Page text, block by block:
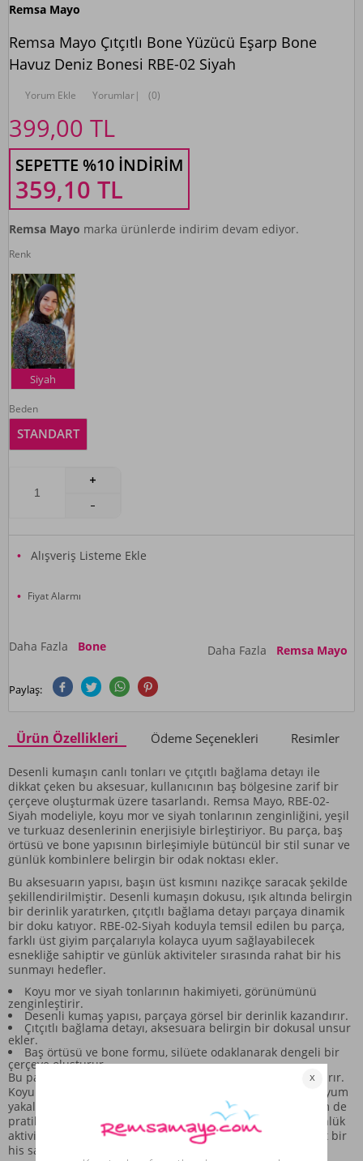
Remsa Mayo
Remsa Mayo Çıtçıtlı Bone Yüzücü Eşarp Bone
Havuz Deniz Bonesi RBE-02 Siyah
Yorum Ekle Yorumlar| (0)
399,00 TL
SEPETTE %10 İNDIRIM
359,10 TL
Remsa Mayo marka ürünlerde indirim devam ediyor.
Renk
Siyah
Beden
STANDART
Alışveriş Listeme Ekle
Fiyat Alarmı
Daha Fazla Bone Daha Fazla Remsa Mayo
Paylaş:
Ürün Özellikleri Ödeme Seçenekleri Resimler
Desenli kumaşın canlı tonları ve çıtçıtlı bağlama detayı ile
dikkat çeken bu aksesuar, kullanıcının baş bölgesine zarif bir
çerçeve oluşturmak üzere tasarlandı. Remsa Mayo, RBE-02-
Siyah modeliyle, koyu mor ve siyah tonlarının zenginliğini, yeşil
ve turkuaz desenlerinin enerjisiyle birleştiriyor. Bu parça, baş
örtüsü ve bone yapısının birleşimiyle bütüncül bir stil sunar ve
günlük kombinlere belirgin bir odak noktası ekler.
Bu aksesuarın yapısı, başın üst kısmını nazikçe saracak şekilde
şekillendirilmiştir. Desenli kumaşın dokusu, ışık altında belirgin
bir derinlik yaratırken, çıtçıtlı bağlama detayı parçaya dinamik
bir doku katıyor. RBE-02-Siyah koduyla temsil edilen bu parça,
farklı üst giyim parçalarıyla kolayca uyum sağlayabilecek
esnekliğe sahiptir ve günlük aktiviteler sırasında rahat bir his
sunmayı hedefler.
Koyu mor ve siyah tonlarının hakimiyeti, görünümünü
zenginleştirir.
Desenli kumaş yapısı, parçaya görsel bir derinlik kazandırır.
Çıtçıtlı bağlama detayı, aksesuara belirgin bir dokusal unsur
ekler.
Baş örtüsü ve bone formu, silüete odaklanarak dengeli bir
çerçeve oluşturur.
Bu parça, farklı kombinlerinizle uyum yakalamayı kolaylaştırır.
Koyu renk paleti, farklı renklerdeki üst giyim parçalarıyla uyum
yakalamayı kolaylaştırır. RBE-02-Siyah modeli, hem stil hem de
pratik kullanım arasında bir denge kurar. Bu aksesuar, günlük
aktiviteler sırasında baş bölgesini nazikçe kaplayarak rahat bir
his sağlamak üzere yapılandırılmıştır.